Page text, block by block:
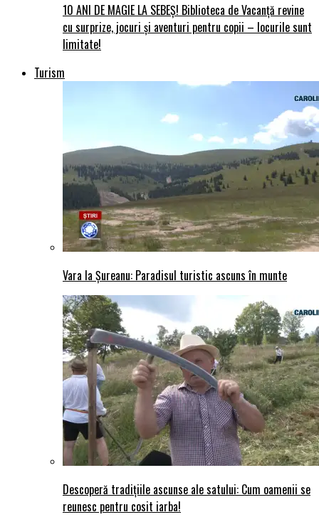
10 ANI DE MAGIE LA SEBEȘ! Biblioteca de Vacanță revine
cu surprize, jocuri și aventuri pentru copii – locurile sunt
limitate!
Turism
Vara la Șureanu: Paradisul turistic ascuns în munte
Descoperă tradițiile ascunse ale satului: Cum oamenii se
reunesc pentru cosit iarba!